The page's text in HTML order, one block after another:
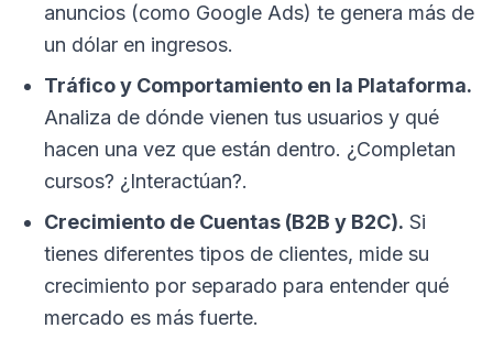
anuncios (como Google Ads) te genera más de
un dólar en ingresos.
Tráfico y Comportamiento en la Plataforma.
Analiza de dónde vienen tus usuarios y qué
hacen una vez que están dentro. ¿Completan
cursos? ¿Interactúan?.
Crecimiento de Cuentas (B2B y B2C). Si
tienes diferentes tipos de clientes, mide su
crecimiento por separado para entender qué
mercado es más fuerte.